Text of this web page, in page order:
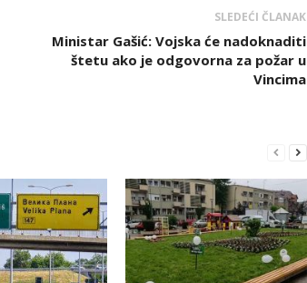
SLEDEĆI ČLANAK
Ministar Gašić: Vojska će nadoknaditi
štetu ako je odgovorna za požar u
Vincima